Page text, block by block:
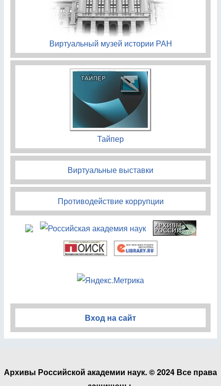
Виртуальный музей истории РАН
Тайпер
Виртуальные выставки
Противодействие коррупции
Вход на сайт
Архивы Российской академии наук. © 2024 Все права